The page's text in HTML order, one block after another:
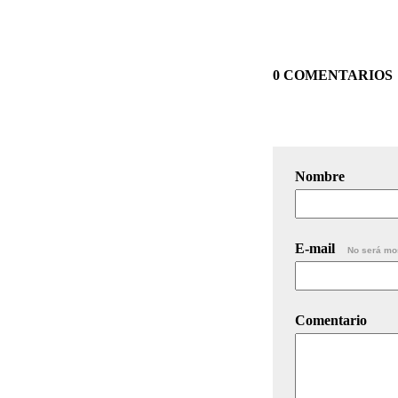
0 COMENTARIOS
Nombre
E-mail No será
Comentario